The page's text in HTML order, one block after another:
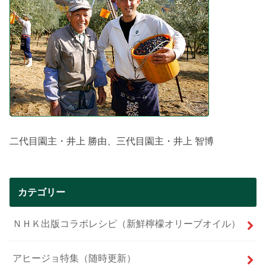
二代目園主・井上 勝由、三代目園主・井上 智博
カテゴリー
ＮＨＫ出版コラボレシピ（新鮮檸檬オリーブオイル）
アヒージョ特集（随時更新）